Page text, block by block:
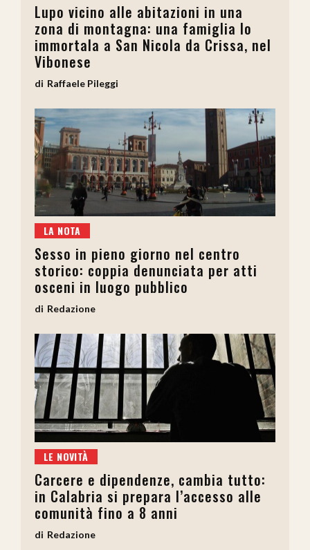
Lupo vicino alle abitazioni in una
zona di montagna: una famiglia lo
immortala a San Nicola da Crissa, nel
Vibonese
Raffaele Pileggi
LA NOTA
Sesso in pieno giorno nel centro
storico: coppia denunciata per atti
osceni in luogo pubblico
Redazione
LE NOVITÀ
Carcere e dipendenze, cambia tutto:
in Calabria si prepara l’accesso alle
comunità fino a 8 anni
Redazione